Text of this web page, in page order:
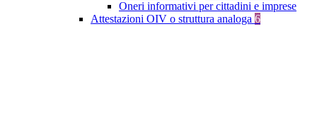
Oneri informativi per cittadini e imprese
Attestazioni OIV o struttura analoga 6